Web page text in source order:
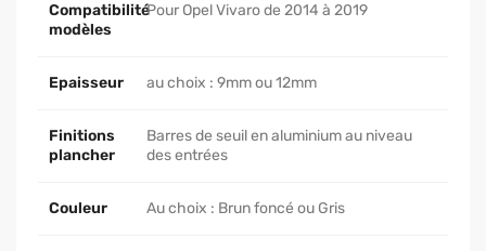
Compatibilité
modèles
Pour Opel Vivaro de 2014 à 2019
Epaisseur au choix : 9mm ou 12mm
Finitions
plancher
Barres de seuil en aluminium au niveau
des entrées
Couleur Au choix : Brun foncé ou Gris